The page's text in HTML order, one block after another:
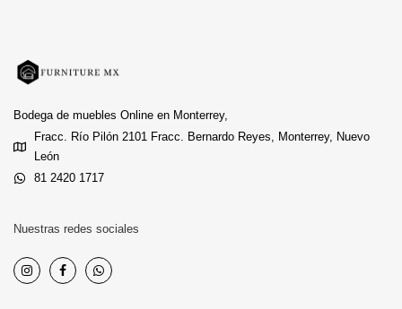
Bodega de muebles Online en Monterrey,
Fracc. Río Pilón 2101 Fracc. Bernardo Reyes, Monterrey, Nuevo
León
81 2420 1717
Nuestras redes sociales